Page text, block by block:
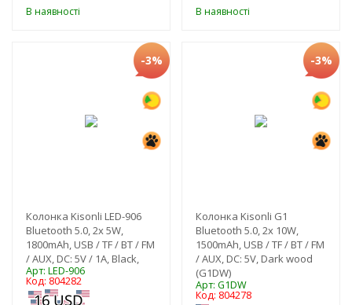
В наявності В наявності
-3%
Колонка Kisonli LED-906
Bluetooth 5.0, 2х 5W,
1800mAh, USB / TF / BT / FM
/ AUX, DC: 5V / 1A, Black,
Арт: LED-906
Код: 804282
-3%
Колонка Kisonli G1
Bluetooth 5.0, 2х 10W,
1500mAh, USB / TF / BT / FM
/ AUX, DC: 5V, Dark wood
(G1DW)
Арт: G1DW
Код: 804278